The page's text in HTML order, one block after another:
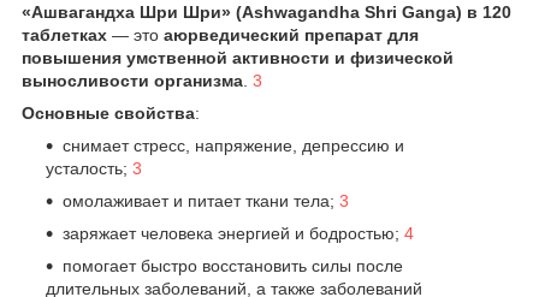
«Ашвагандха Шри Шри» (Ashwagandha Shri Ganga) в 120
таблетках — это аюрведический препарат для
повышения умственной активности и физической
выносливости организма 3
Основные свойства:
снимает стресс, напряжение, депрессию и
усталость; 3
омолаживает и питает ткани тела; 3
заряжает человека энергией и бодростью; 4
помогает быстро восстановить силы после
длительных заболеваний, а также заболеваний